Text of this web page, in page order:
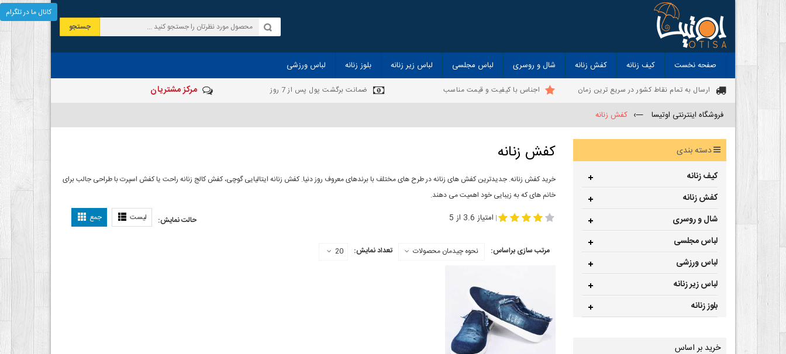
جستجو
صفحه نخست کیف زنانه کفش زنانه شال و روسری لباس مجلسی لباس زیر زنانه بلوز زنانه لباس ورزشی
ارسال به تمام نقاط کشور در سریع ترین زمان اجناس با کیفیت و قیمت مناسب ضمانت برگشت پول پس از 7 روز مرکز مشتریان
فروشگاه اینترنتی اوتیسا —› کفش زنانه
کفش زنانه
خرید کفش زنانه. جدیدترین کفش های زنانه در طرح های مختلف با برندهای معروف روز دنیا. کفش زنانه ایتالیایی گوچی، کفش کالج زنانه راحت یا کفش اسپرت با طراحی جالب برای
خانم های که به زیبایی خود اهمیت می دهند.
حالت نمایش: لیست جمع | امتیاز 3.6 از 5
مرتب سازی براساس: نحوه چیدمان محصولات تعداد نمایش: 20
دسته بندی
کیف زنانه
کفش زنانه
شال و روسری
لباس مجلسی
لباس ورزشی
لباس زیر زنانه
بلوز زنانه
خرید بر اساس
کانال ما در تلگرام